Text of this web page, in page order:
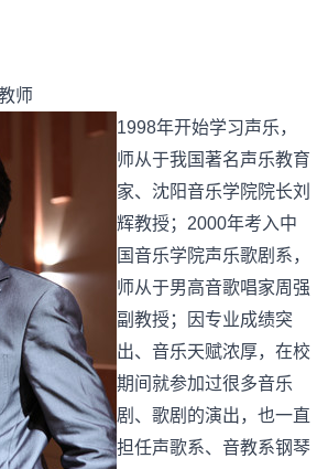
师
1998年开始学习声乐，
师从于我国著名声乐教育
家、沈阳音乐学院院长刘
辉教授；2000年考入中
国音乐学院声乐歌剧系，
师从于男高音歌唱家周强
副教授；因专业成绩突
出、音乐天赋浓厚，在校
期间就参加过很多音乐
剧、歌剧的演出，也一直
担任声歌系、音教系钢琴